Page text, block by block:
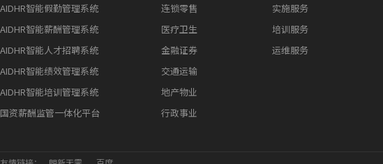
AIDHR智能假勤管理系统
AIDHR智能薪酬管理系统
AIDHR智能人才招聘系统
AIDHR智能绩效管理系统
AIDHR智能培训管理系统
国资薪酬监管一体化平台
连锁零售
医疗卫生
金融证券
交通运输
地产物业
行政事业
实施服务
培训服务
运维服务